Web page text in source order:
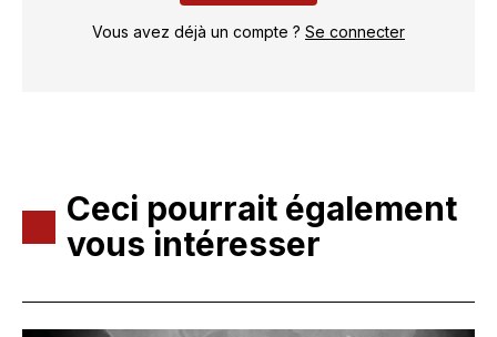
Vous avez déjà un compte ? Se connecter
Ceci pourrait également
vous intéresser